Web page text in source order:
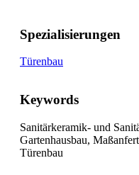
Spezialisierungen
Türenbau
Keywords
Sanitärkeramik- und
Gartenhausbau,
Türenbau